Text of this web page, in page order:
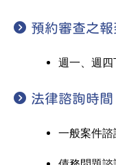
預約審查之報
週一、週
法律諮詢時間
一般案件